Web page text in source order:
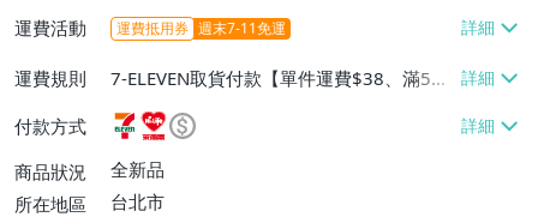
運費活動 運費抵用券 週末7-11免運
運費規則
7-ELEVEN取貨付款【單件運費$38、滿5件
或消費滿$1298免運費】、7-ELEVEN取貨
不付款【免運費】、萊爾富取貨付款【單件
運費$60、滿5件或消費滿$1298免運
費】、宅配/貨運【單件運費$120、滿5件
付款方式
商品狀況
全新品
所在地區
台北市